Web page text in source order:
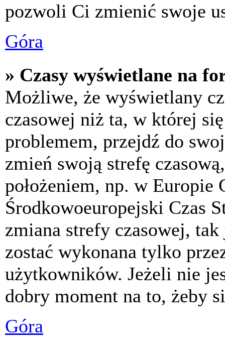
pozwoli Ci zmienić swoje
Góra
» Czasy wyświetlane na
Możliwe, że wyświetlany
czasowej niż ta, w której
problemem, przejdź do
zmień swoją strefę
położeniem, np. w Europie
Środkowoeuropejski Czas
zmiana strefy czasowej,
zostać wykonana tylko
użytkowników. Jeżeli nie
dobry moment na to, żeby
Góra